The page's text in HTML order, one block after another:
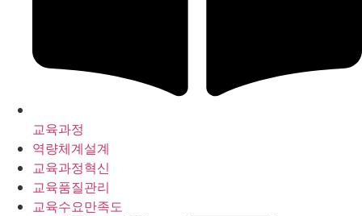
교육과정
역량체계설계
교육과정혁신
교육품질관리
교육수요만족도